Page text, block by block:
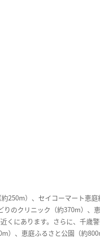
）、セイコーマート恵
のクリニック（約370m）
にあります。さらに、千歳
、恵庭ふるさと公園（約